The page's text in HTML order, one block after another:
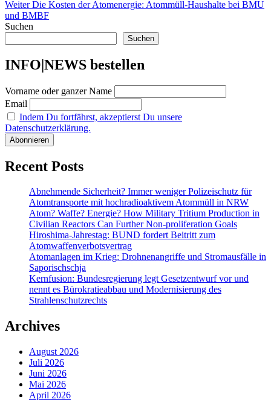
Weiter Nächster
Beitrag:
Die Kosten der Atomenergie: Atommüll-Haushalte bei BMU
und BMBF
Suchen
Suchen
INFO|NEWS bestellen
Vorname oder ganzer Name
Email
Indem Du fortfährst, akzeptierst Du unsere
Datenschutzerklärung.
Recent Posts
Abnehmende Sicherheit? Immer weniger Polizeischutz für
Atomtransporte mit hochradioaktivem Atommüll in NRW
Atom? Waffe? Energie? How Military Tritium Production in
Civilian Reactors Can Further Non-proliferation Goals
Hiroshima-Jahrestag: BUND fordert Beitritt zum
Atomwaffenverbotsvertrag
Atomanlagen im Krieg: Drohnenangriffe und Stromausfälle in
Saporischschja
Kernfusion: Bundesregierung legt Gesetzentwurf vor und
nennt es Bürokratieabbau und Modernisierung des
Strahlenschutzrechts
Archives
August 2026
Juli 2026
Juni 2026
Mai 2026
April 2026